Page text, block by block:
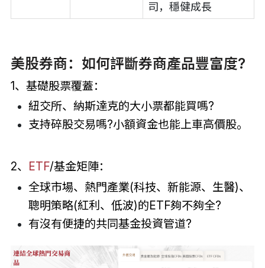
司，穩健成長
美股券商：如何評斷券商產品豐富度?
1、基礎股票覆蓋：
紐交所、納斯達克的大小票都能買嗎?
支持碎股交易嗎?小額資金也能上車高價股。
2、 ETF/基金矩陣：
全球市場、熱門產業(科技、新能源、生醫)、
聰明策略(紅利、低波)的ETF夠不夠全?
有沒有便捷的共同基金投資管道?